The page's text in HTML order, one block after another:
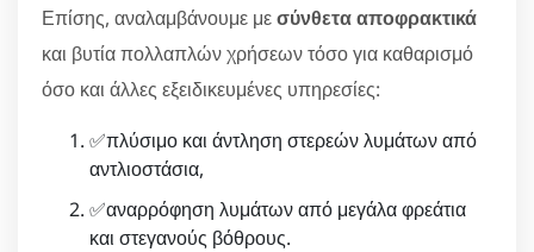
Επίσης, αναλαμβάνουμε μεσύνθετα αποφρακτικά
και βυτία πολλαπλών χρήσεων τόσο για καθαρισμό
όσο και άλλες εξειδικευμένες υπηρεσίες:
✅πλύσιμο και άντληση στερεών λυμάτων από
αντλιοστάσια,
✅αναρρόφηση λυμάτων από μεγάλα φρεάτια
και στεγανούς βόθρους.